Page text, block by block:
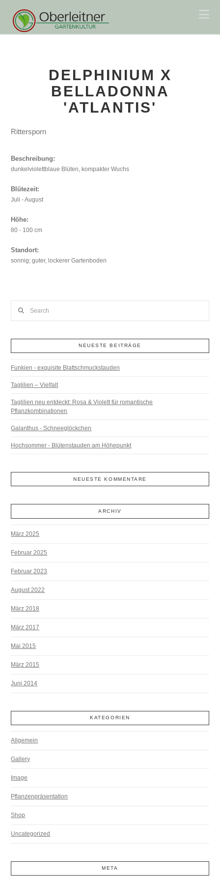
DELPHINIUM X
BELLADONNA
'ATLANTIS'
Rittersporn
Beschreibung:
dunkelviolettblaue Blüten, kompakter Wuchs
Blütezeit:
Juli - August
Höhe:
80 - 100 cm
Standort:
sonnig; guter, lockerer Gartenboden
NEUESTE BEITRÄGE
Funkien - exquisite Blattschmuckstauden
Taglilien – Vielfalt
Taglilien neu entdeckt: Rosa & Violett für romantische
Pflanzkombinationen
Galanthus - Schneeglöckchen
Hochsommer - Blütenstauden am Höhepunkt
NEUESTE KOMMENTARE
ARCHIV
März 2025
Februar 2025
Februar 2023
August 2022
März 2018
März 2017
Mai 2015
März 2015
Juni 2014
KATEGORIEN
Allgemein
Gallery
Image
Pflanzenpräsentation
Shop
Uncategorized
META